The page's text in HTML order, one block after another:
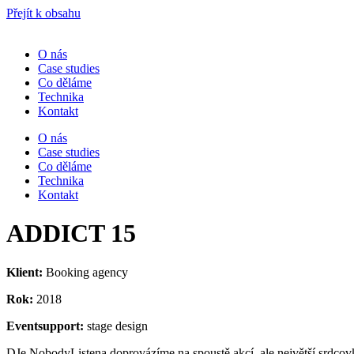
Přejít k obsahu
O nás
Case studies
Co děláme
Technika
Kontakt
O nás
Case studies
Co děláme
Technika
Kontakt
ADDICT 15
Klient: Booking agency
Rok: 2018
Eventsupport: stage design